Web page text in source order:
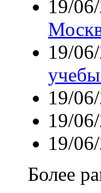
19/
19/
19/
19/
19/
Более